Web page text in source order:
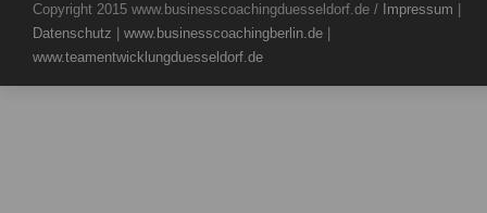
Copyright 2015 www.businesscoachingduesseldorf.de / Impressum
Datenschutz
www.businesscoachingberlin.de
www.teamentwicklungduesseldorf.de